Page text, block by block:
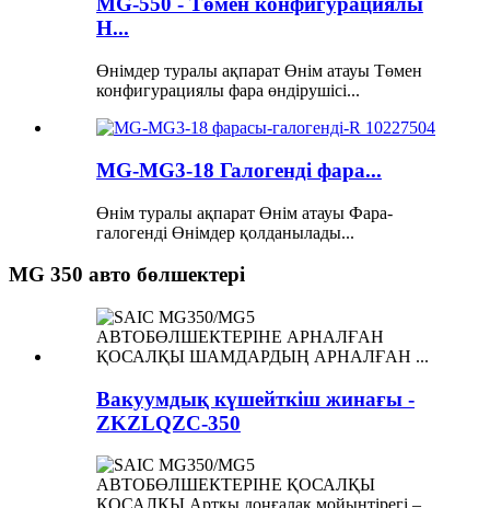
H...
Өнімдер туралы ақпарат Өнім атауы Төмен
конфигурациялы фара өндірушісі...
MG-MG3-18 Галогенді фара...
Өнім туралы ақпарат Өнім атауы Фара-
галогенді Өнімдер қолданылады...
MG 350 авто бөлшектері
Вакуумдық күшейткіш жинағы -
ZKZLQZC-350